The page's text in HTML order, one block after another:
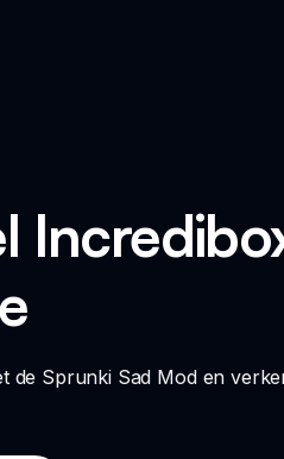
de Sprunki Sad Mod en